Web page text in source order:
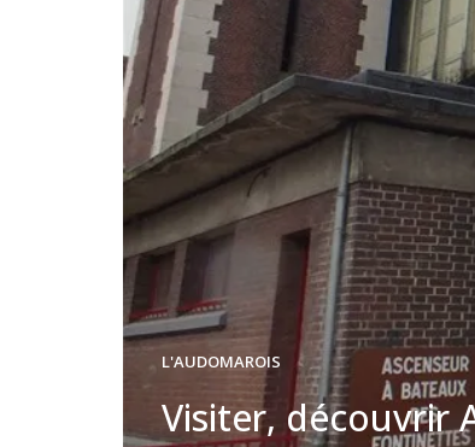
L'AUDOMAROIS
Visiter, découvrir